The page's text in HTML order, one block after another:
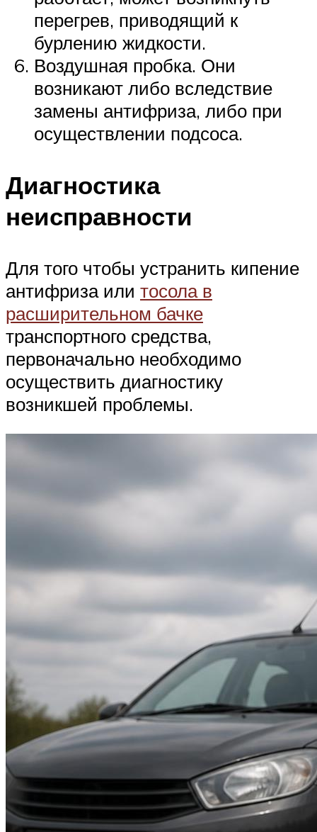
перегрев, приводящий к
бурлению жидкости.
Воздушная пробка. Они
возникают либо вследствие
замены антифриза, либо при
осуществлении подсоса.
Диагностика
неисправности
Для того чтобы устранить кипение
антифриза или тосола в
расширительном бачке
транспортного средства,
первоначально необходимо
осуществить диагностику
возникшей проблемы.